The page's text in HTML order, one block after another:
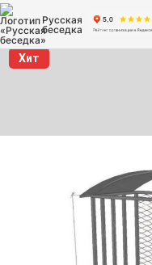
Русская
беседка
Хит